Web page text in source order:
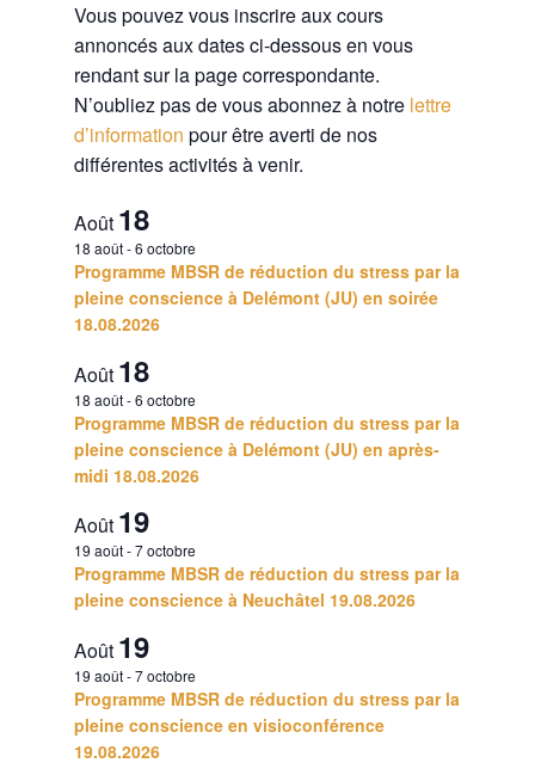
Vous pouvez vous inscrire aux cours
annoncés aux dates ci-dessous en vous
rendant sur la page correspondante.
N’oubliez pas de vous abonnez à notre lettre
d’information pour être averti de nos
différentes activités à venir.
Août 18
18 août-6 octobre
Programme MBSR de réduction du stress par la
pleine conscience à Delémont (JU) en soirée
18.08.2026
Août 18
18 août-6 octobre
Programme MBSR de réduction du stress par la
pleine conscience à Delémont (JU) en après-
midi 18.08.2026
Août 19
19 août-7 octobre
Programme MBSR de réduction du stress par la
pleine conscience à Neuchâtel 19.08.2026
Août 19
19 août-7 octobre
Programme MBSR de réduction du stress par la
pleine conscience en visioconférence
19.08.2026